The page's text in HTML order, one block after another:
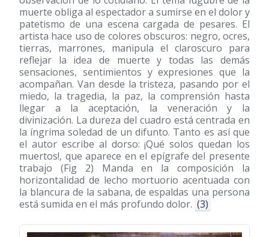
muerte obliga al espectador a sumirse en el dolor y
patetismo de una escena cargada de pesares. El
artista hace uso de colores obscuros: negro, ocres,
tierras, marrones, manipula el claroscuro para
reflejar la idea de muerte y todas las demás
sensaciones, sentimientos y expresiones que la
acompañan. Van desde la tristeza, pasando por el
miedo, la tragedia, la paz, la comprensión hasta
llegar a la aceptación, la veneración y la
divinización. La dureza del cuadro está centrada en
la íngrima soledad de un difunto. Tanto es así que
el autor escribe al dorso: ¡Qué solos quedan los
muertos!, que aparece en el epígrafe del presente
trabajo (Fig 2) Manda en la composición la
horizontalidad de lecho mortuorio acentuada con
la blancura de la sabana, de espaldas una persona
está sumida en el más profundo dolor. (3)